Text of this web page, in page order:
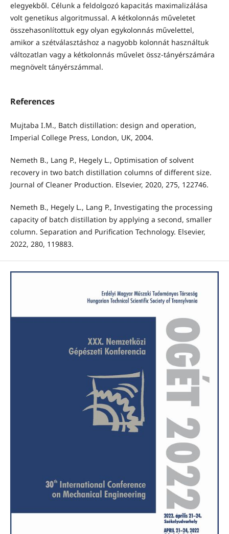
elegyekből. Célunk a feldolgozó kapacitás maximalizálása
volt genetikus algoritmussal. A kétkolonnás műveletet
összehasonlítottuk egy olyan egykolonnás művelettel,
amikor a szétválasztáshoz a nagyobb kolonnát használtuk
változatlan vagy a kétkolonnás művelet össz-tányérszámára
megnövelt tányérszámmal.
References
Mujtaba I.M., Batch distillation: design and operation,
Imperial College Press, London, UK, 2004.
Nemeth B., Lang P., Hegely L., Optimisation of solvent
recovery in two batch distillation columns of different size.
Journal of Cleaner Production. Elsevier, 2020, 275, 122746.
Nemeth B., Hegely L., Lang P., Investigating the processing
capacity of batch distillation by applying a second, smaller
column. Separation and Purification Technology. Elsevier,
2022, 280, 119883.